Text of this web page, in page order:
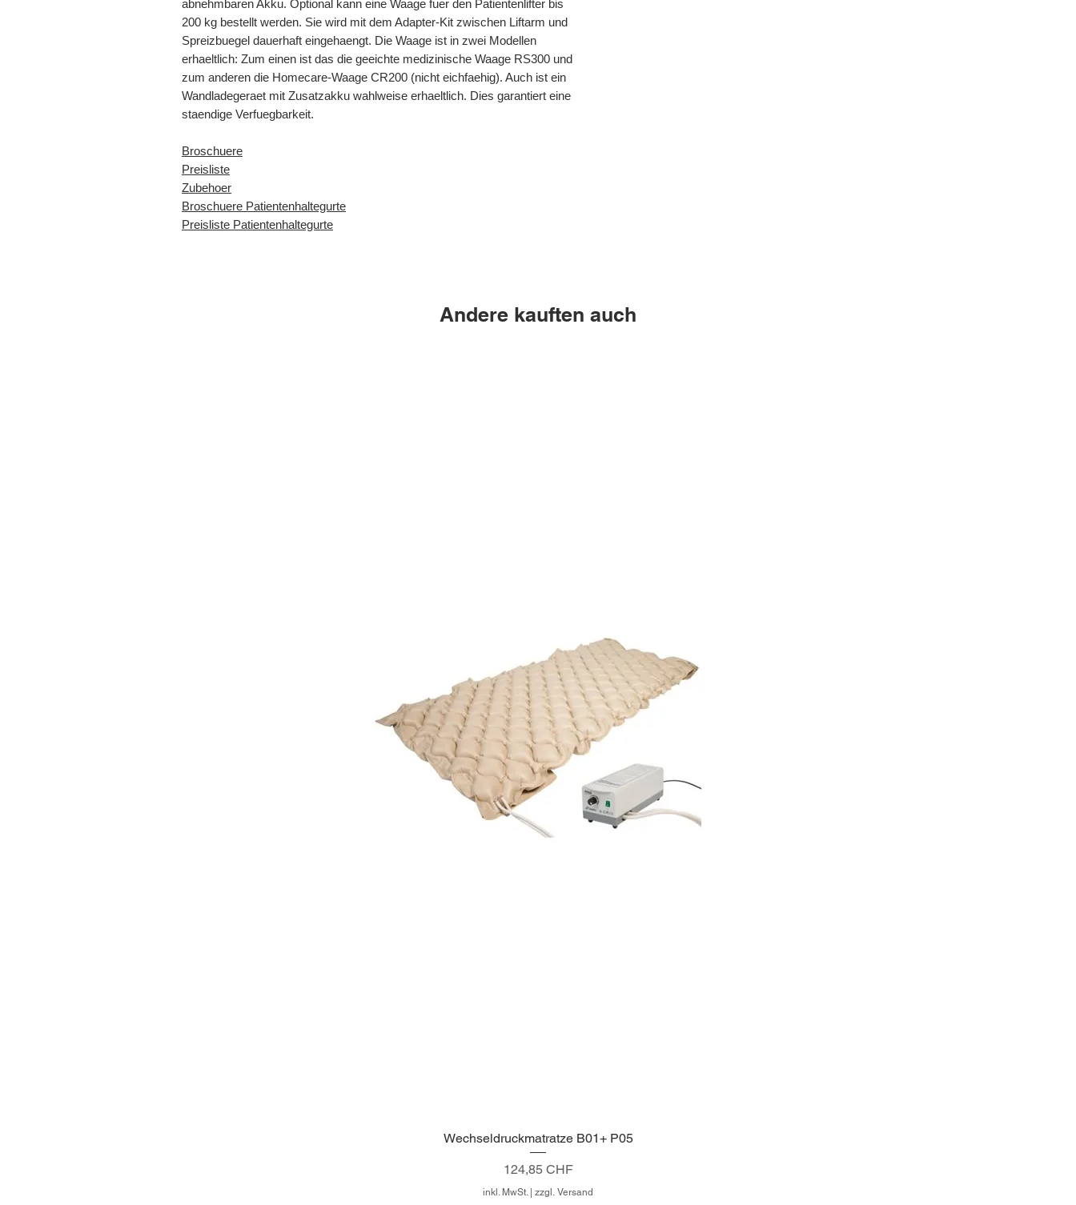
abnehmbaren Akku. Optional kann eine Waage fuer den Patientenlifter bis
200 kg bestellt werden. Sie wird mit dem Adapter-Kit zwischen Liftarm und
Spreizbuegel dauerhaft eingehaengt. Die Waage ist in zwei Modellen
erhaeltlich: Zum einen ist das die geeichte medizinische Waage RS300 und
zum anderen die Homecare-Waage CR200 (nicht eichfaehig). Auch ist ein
Wandladegeraet mit Zusatzakku wahlweise erhaeltlich. Dies garantiert eine
staendige Verfuegbarkeit.
Broschuere
Preisliste
Zubehoer
Broschuere Patientenhaltegurte
Preisliste Patientenhaltegurte
Andere kauften auch
Schnellansicht
Wechseldruckmatratze B01+ P05
Preis
124,85 CHF
inkl. MwSt. | zzgl. Versand